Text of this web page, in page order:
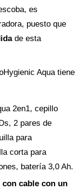
es
puesto que
de esta
Aqua tiene
2en1, cepillo
2 pares de
para
corta para
batería 3,0 Ah.
cable con un